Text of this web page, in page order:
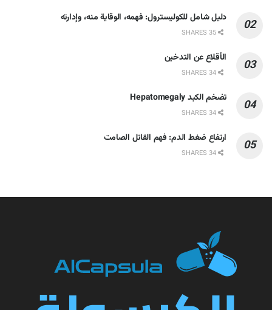
دليل شامل للكوليسترول: فهمه، الوقاية منه، وإدارته
الأقلاع عن التدخين
تضخم الكبد Hepatomegaly
ارتفاع ضغط الدم: فهم القاتل الصامت